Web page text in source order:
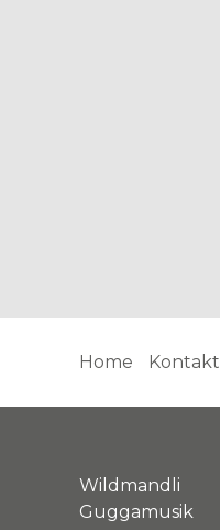
Home Kontakt
Wildmandli
Guggamusik